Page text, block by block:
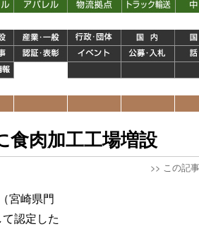
食肉加工工場増設
>> この記
宮崎県門
認定した